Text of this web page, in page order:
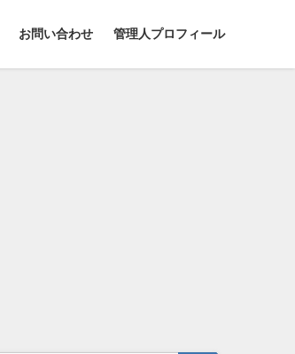
お問い合わせ 管理人プロフィール